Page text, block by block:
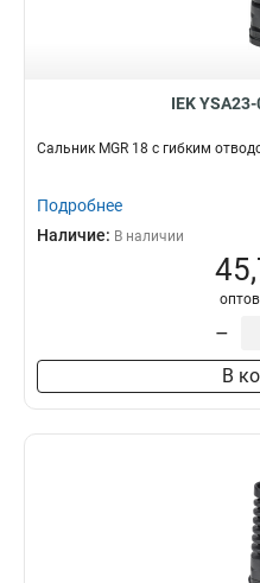
IEK
Сальник MGR 18 с гибким
Подробнее
Наличие: В наличии
–
В